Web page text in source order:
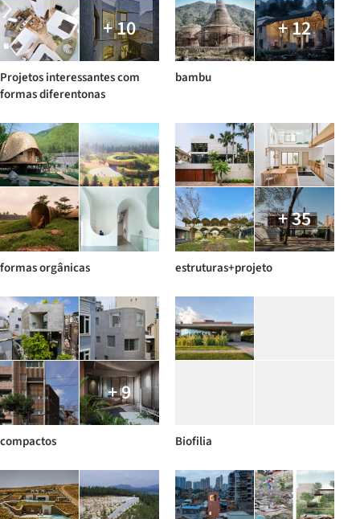
+ 10
Projetos interessantes com
formas diferentonas
+ 12
bambu
formas orgânicas
+ 35
estruturas+projeto
+ 9
compactos Biofilia